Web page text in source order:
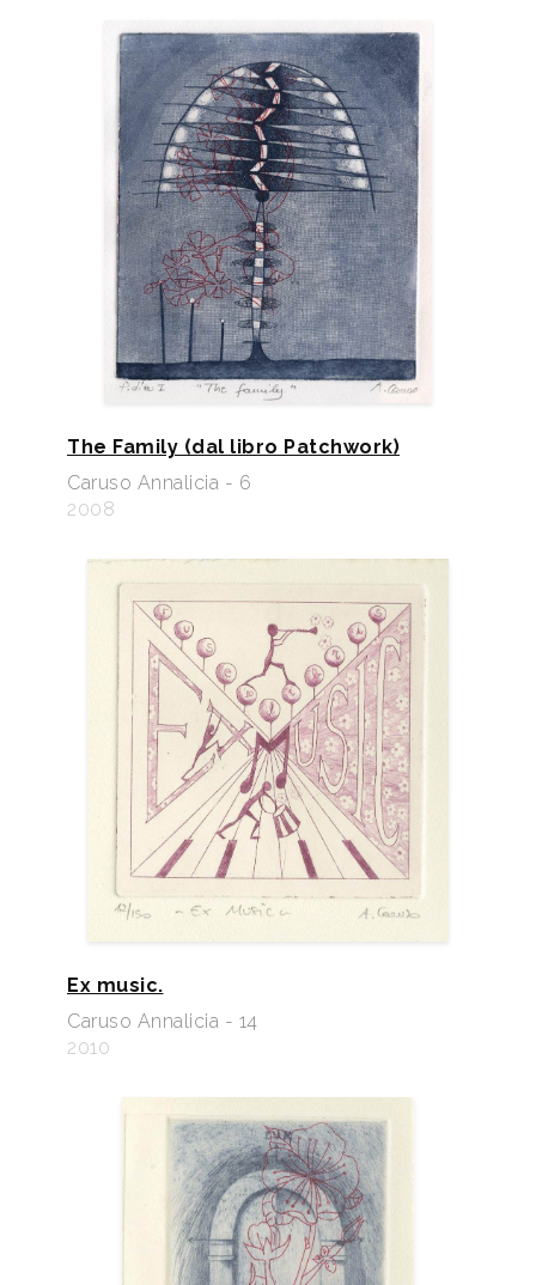
The Family (dal libro Patchwork)
Caruso Annalicia - 6
2008
Ex music.
Caruso Annalicia - 14
2010